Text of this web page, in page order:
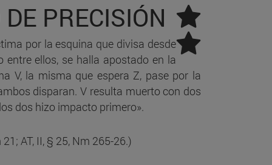
la
PRECISIÓN
por la esquina que divisa desde
entre ellos, se halla apostado en la
V, la misma que espera Z, pase por la
disparan. V resulta muerto con dos
dos hizo impacto primero».
21; AT, II, § 25, Nm 265-26.)